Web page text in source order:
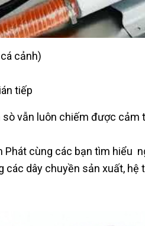
cảnh)
tiếp
vẫn luôn chiếm được
Phát cùng các bạn tìm hiểu
các dây chuyền sản xuất, hệ